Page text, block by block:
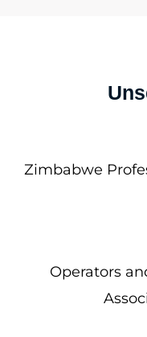
Zimbabwe
Operators